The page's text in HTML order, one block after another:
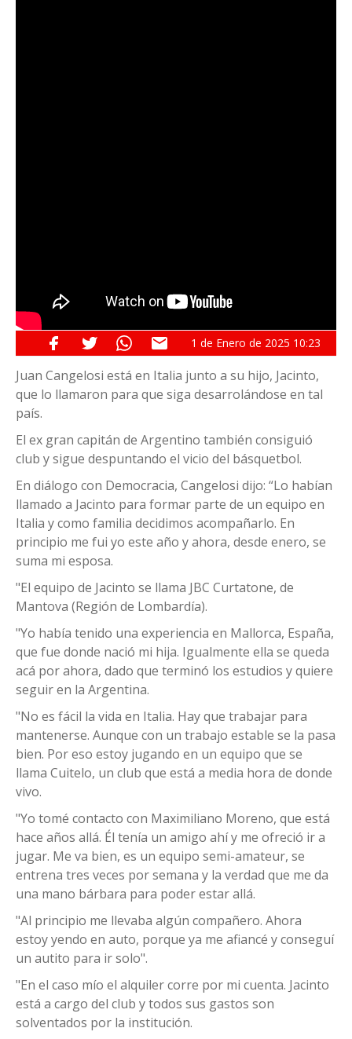
1 de Enero de 2025 10:23
Juan Cangelosi está en Italia junto a su hijo, Jacinto,
que lo llamaron para que siga desarrolándose en tal
país.
El ex gran capitán de Argentino también consiguió
club y sigue despuntando el vicio del básquetbol.
En diálogo con Democracia, Cangelosi dijo: “Lo habían
llamado a Jacinto para formar parte de un equipo en
Italia y como familia decidimos acompañarlo. En
principio me fui yo este año y ahora, desde enero, se
suma mi esposa.
"El equipo de Jacinto se llama JBC Curtatone, de
Mantova (Región de Lombardía).
"Yo había tenido una experiencia en Mallorca, España,
que fue donde nació mi hija. Igualmente ella se queda
acá por ahora, dado que terminó los estudios y quiere
seguir en la Argentina.
"No es fácil la vida en Italia. Hay que trabajar para
mantenerse. Aunque con un trabajo estable se la pasa
bien. Por eso estoy jugando en un equipo que se
llama Cuitelo, un club que está a media hora de donde
vivo.
"Yo tomé contacto con Maximiliano Moreno, que está
hace años allá. Él tenía un amigo ahí y me ofreció ir a
jugar. Me va bien, es un equipo semi-amateur, se
entrena tres veces por semana y la verdad que me da
una mano bárbara para poder estar allá.
"Al principio me llevaba algún compañero. Ahora
estoy yendo en auto, porque ya me afiancé y conseguí
un autito para ir solo".
"En el caso mío el alquiler corre por mi cuenta. Jacinto
está a cargo del club y todos sus gastos son
solventados por la institución.